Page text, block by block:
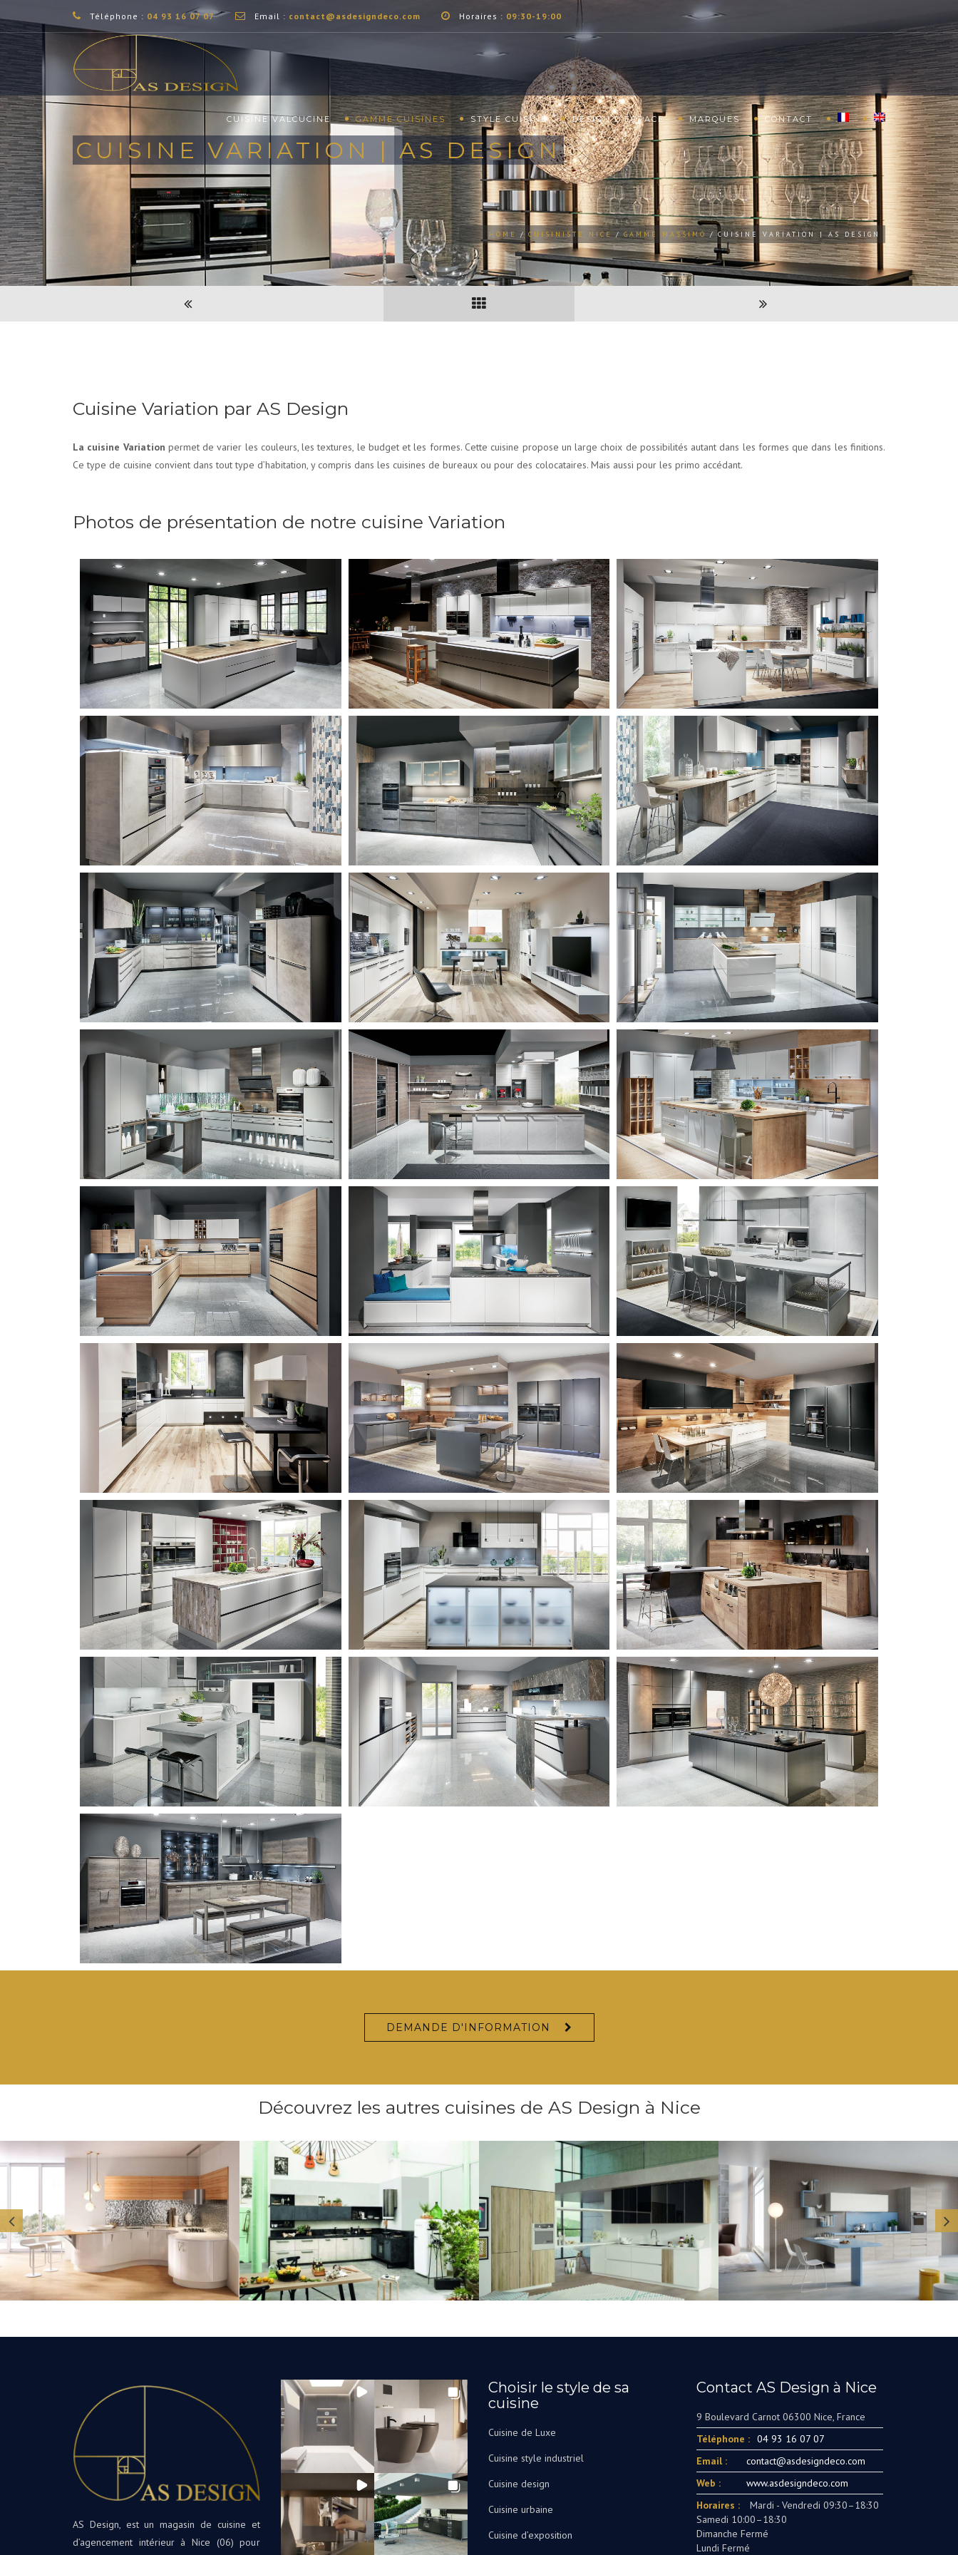
Téléphone : 04 93 16 07 07 Email : contact@asdesigndeco.com Horaires : 09:30-19:00
CUISINE VALCUCINE GAMME CUISINES STYLE CUISINE DESIGN D’ESPACE MARQUES CONTACT
CUISINE VARIATION | AS DESIGN
HOME CUISINISTE NICE GAMME MASSIMO CUISINE VARIATION | AS DESIGN
Cuisine Variation par AS Design
La cuisine Variation permet de varier les couleurs, les textures, le budget et les formes. Cette cuisine propose un large choix de possibilités autant dans les formes que dans les finitions.
Ce type de cuisine convient dans tout type d’habitation, y compris dans les cuisines de bureaux ou pour des colocataires. Mais aussi pour les primo accédant.
Photos de présentation de notre cuisine Variation
DEMANDE D'INFORMATION
Découvrez les autres cuisines de AS Design à Nice
AS Design, est un magasin de cuisine et
d’agencement intérieur à Nice (06) pour
Choisir le style de sa
cuisine
Cuisine de Luxe
Cuisine style industriel
Cuisine design
Cuisine urbaine
Cuisine d’exposition
Contact AS Design à Nice
9 Boulevard Carnot 06300 Nice, France
Téléphone : 04 93 16 07 07
Email :
contact@asdesigndeco.com
Web :
www.asdesigndeco.com
Horaires :
Mardi - Vendredi 09:30–18:30
Samedi 10:00–18:30
Dimanche Fermé
Lundi Fermé